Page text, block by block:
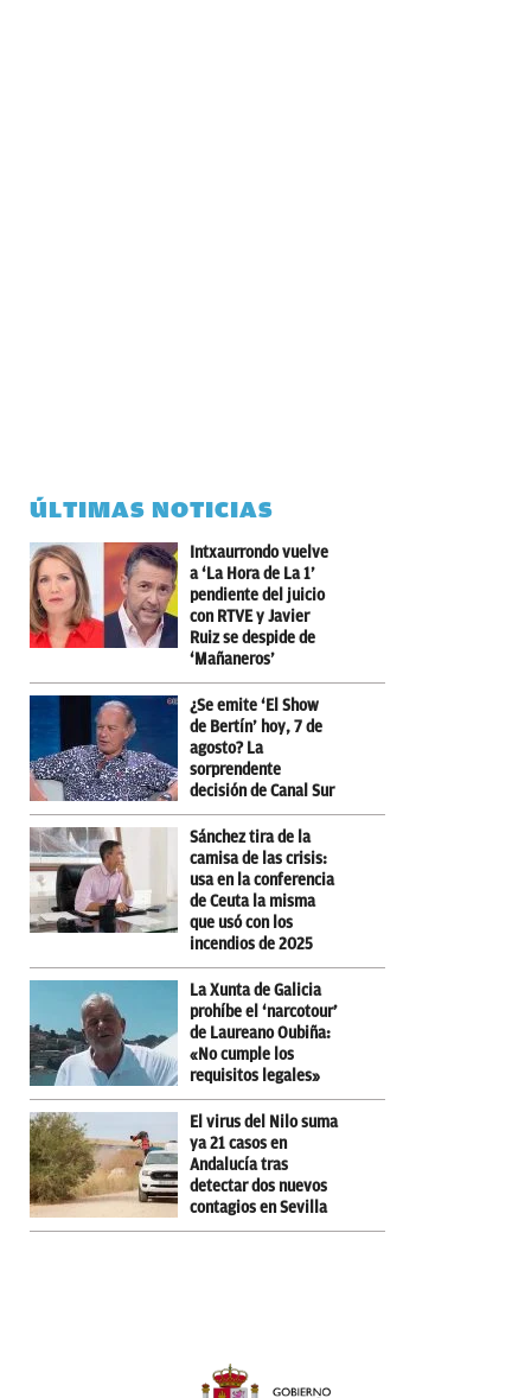
ÚLTIMAS NOTICIAS
Intxaurrondo vuelve
a ‘La Hora de La 1’
pendiente del juicio
con RTVE y Javier
Ruiz se despide de
‘Mañaneros’
¿Se emite ‘El Show
de Bertín’ hoy, 7 de
agosto? La
sorprendente
decisión de Canal Sur
Sánchez tira de la
camisa de las crisis:
usa en la conferencia
de Ceuta la misma
que usó con los
incendios de 2025
La Xunta de Galicia
prohíbe el ‘narcotour’
de Laureano Oubiña:
«No cumple los
requisitos legales»
El virus del Nilo suma
ya 21 casos en
Andalucía tras
detectar dos nuevos
contagios en Sevilla